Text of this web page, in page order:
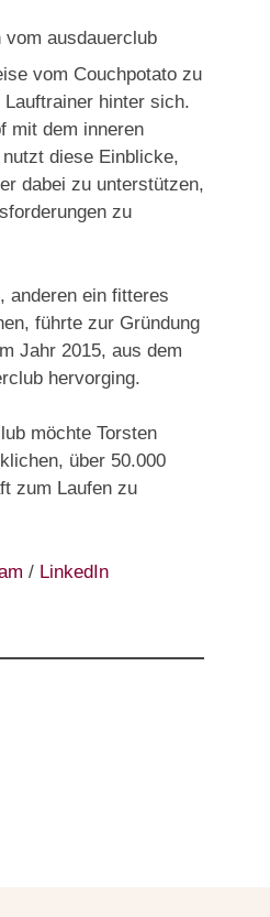
vom Couchpotato zu
hinter sich.
mit dem inneren
diese Einblicke,
dabei zu unterstützen,
zu
anderen ein fitteres
führte zur Gründung
Jahr 2015, aus dem
hervorging.
möchte Torsten
über 50.000
zum Laufen zu
/ LinkedIn